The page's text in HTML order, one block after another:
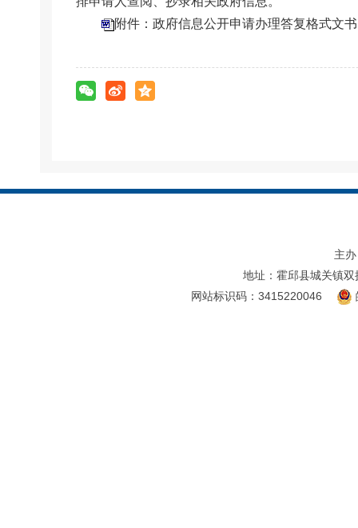
附件：政府信息公开申请办理答复格式文书
主
地址：霍邱县城关镇双
网站标识码：3415220046